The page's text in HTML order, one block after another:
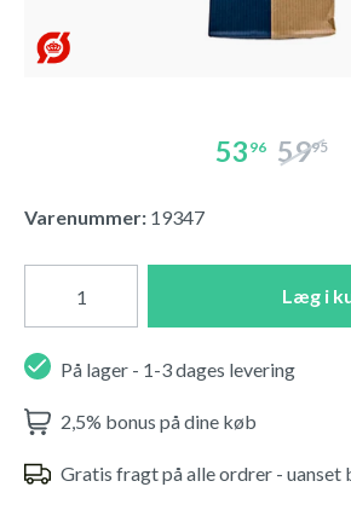
53 96 5995
Varenummer: 19347
Læg i
På lager - 1-3 dages levering
2,5% bonus på dine køb
Gratis fragt på alle ordrer - uanset